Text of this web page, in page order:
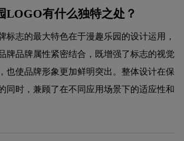
LOGO有什么独特之处？
标志的最大特色在于漫趣乐园的设计运用，
牌品牌属性紧密结合，既增强了标志的视觉
也使品牌形象更加鲜明突出。整体设计在保
同时，兼顾了在不同应用场景下的适应性和